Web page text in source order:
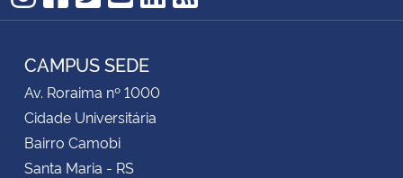
Instagram
Facebook
Twitter
YouTube
LinkedIn
RSS
CAMPUS SEDE
Av. Roraima nº 1000
Cidade Universitária
Bairro Camobi
Santa Maria - RS